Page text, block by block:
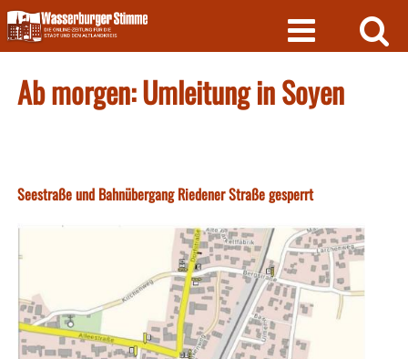
Skip
to
content
Ab morgen: Umleitung in Soyen
Seestraße und Bahnübergang Riedener Straße gesperrt